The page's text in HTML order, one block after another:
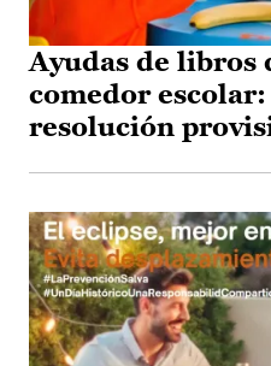
Ayudas de libros
comedor
resolución